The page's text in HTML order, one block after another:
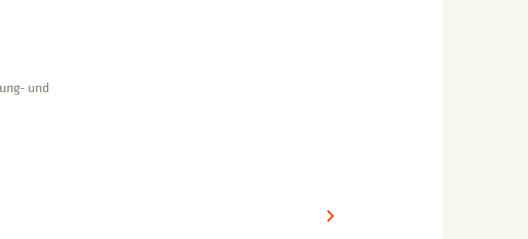
und